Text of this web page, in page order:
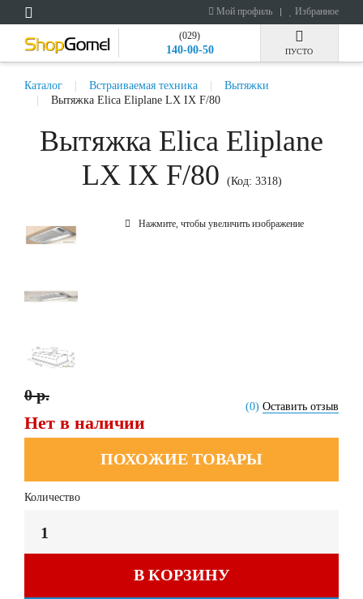
Мой профиль Избранное
(029)
140-00-50 ПУСТО
Каталог Встраиваемая техника
Вытяжки
Вытяжка Elica Eliplane LX IX F/80
Вытяжка Elica Eliplane
LX IX F/80
(Код: 3318)
Нажмите, чтобы увеличить изображение
(0) Оставить отзыв
0 р.
Нет в наличии
ПОХОЖИЕ ТОВАРЫ
Количество
В КОРЗИНУ